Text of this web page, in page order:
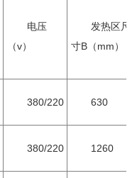
电压
（v）
发热区尺
寸B（mm）
380/220 630
380/220 1260